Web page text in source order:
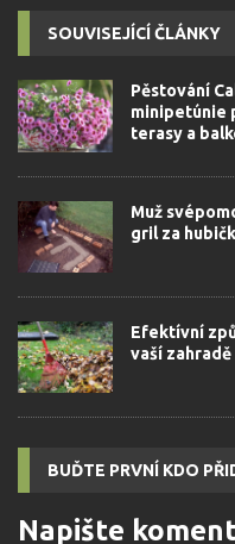
SOUVISEJÍCÍ ČLÁNKY
Pěstování
minipetúnie
terasy a
Muž
gril za
Efektívní
vaší zahradě
BUĎTE PRVNÍ KDO
Napište